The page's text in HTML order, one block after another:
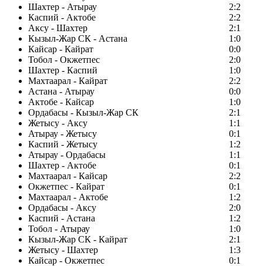
Шахтер - Атырау
2:2
Каспий - Актобе
2:2
Аксу - Шахтер
2:1
Кызыл-Жар СК - Астана
1:0
Кайсар - Кайрат
0:0
Тобол - Окжетпес
2:0
Шахтер - Каспий
1:0
Махтаарал - Кайрат
2:2
Астана - Атырау
0:0
Актобе - Кайсар
1:0
Ордабасы - Кызыл-Жар СК
2:1
Жетысу - Аксу
1:1
Атырау - Жетысу
0:1
Каспий - Жетысу
1:2
Атырау - Ордабасы
1:1
Шахтер - Актобе
0:1
Махтаарал - Кайсар
2:2
Окжетпес - Кайрат
0:1
Махтаарал - Актобе
1:2
Ордабасы - Аксу
2:0
Каспий - Астана
1:2
Тобол - Атырау
1:0
Кызыл-Жар СК - Кайрат
2:1
Жетысу - Шахтер
1:3
Кайсар - Окжетпес
0:1